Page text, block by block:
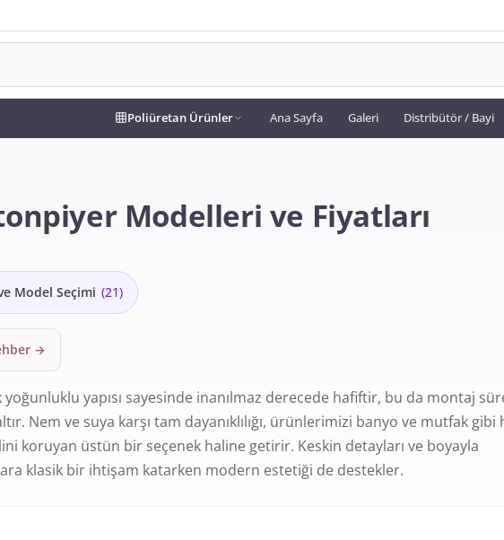
Poliüretan Ürünler Ana Sayfa Galeri Distribütör / Bayi
Modelleri ve Fiyatları
Model Seçimi (21)
→
yapısı sayesinde inanılmaz derecede hafiftir, bu da montaj
Nem ve suya karşı tam dayanıklılığı, ürünlerimizi banyo ve mutfak gibi
koruyan üstün bir seçenek haline getirir. Keskin detayları ve boyayla
klasik bir ihtişam katarken modern estetiği de destekler.